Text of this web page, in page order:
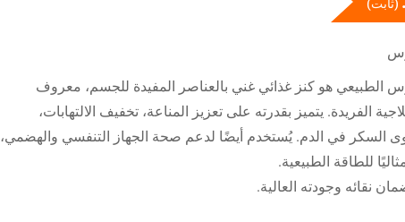
(ثابت)
الطبيعي هو كنز غذائي غني بالعناصر المفيدة للجسم، معروف
الفريدة. يتميز بقدرته على تعزيز المناعة، تخفيف الالتهابات،
السكر في الدم. يُستخدم أيضًا لدعم صحة الجهاز التنفسي والهضمي،
للطاقة الطبيعية.
نقائه وجودته العالية.